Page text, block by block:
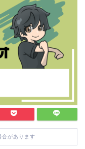
合があります